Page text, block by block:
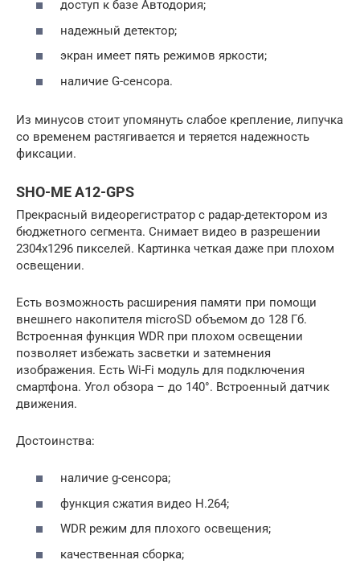
доступ к базе Автодория;
надежный детектор;
экран имеет пять режимов яркости;
наличие G-сенсора.
Из минусов стоит упомянуть слабое крепление, липучка
со временем растягивается и теряется надежность
фиксации.
SHO-ME A12-GPS
Прекрасный видеорегистратор с радар-детектором из
бюджетного сегмента. Снимает видео в разрешении
2304х1296 пикселей. Картинка четкая даже при плохом
освещении.
Есть возможность расширения памяти при помощи
внешнего накопителя microSD объемом до 128 Гб.
Встроенная функция WDR при плохом освещении
позволяет избежать засветки и затемнения
изображения. Есть Wi-Fi модуль для подключения
смартфона. Угол обзора – до 140°. Встроенный датчик
движения.
Достоинства:
наличие g-сенсора;
функция сжатия видео Н.264;
WDR режим для плохого освещения;
качественная сборка;